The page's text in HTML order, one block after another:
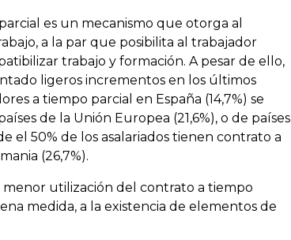
es un mecanismo que otorga al
a la par que posibilita al trabajador
trabajo y formación. A pesar de ello,
ligeros incrementos en los últimos
a tiempo parcial en España (14,7%) se
de la Unión Europea (21,6%), o de países
el 50% de los asalariados tienen contrato a
(26,7%).
utilización del contrato a tiempo
medida, a la existencia de elementos de